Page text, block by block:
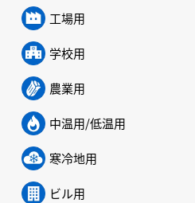
工場用
学校用
農業用
中温用/低温用
寒冷地用
ビル用